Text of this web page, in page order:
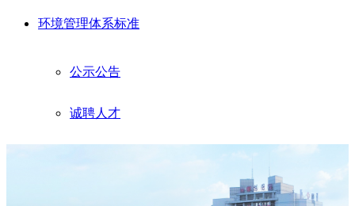
环境管理体系标准
公示公告
诚聘人才